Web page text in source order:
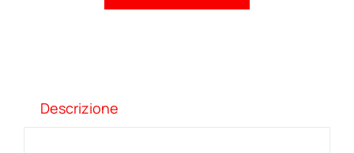
Descrizione